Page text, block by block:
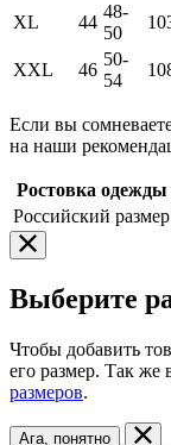
XL 44
48-
50
XXL 46
50-
54
Если вы
на наши
Ростовка одежды
Российский размер
Выберите
Чтобы добавить
его размер. Так же
размеров.
Ага, понятно